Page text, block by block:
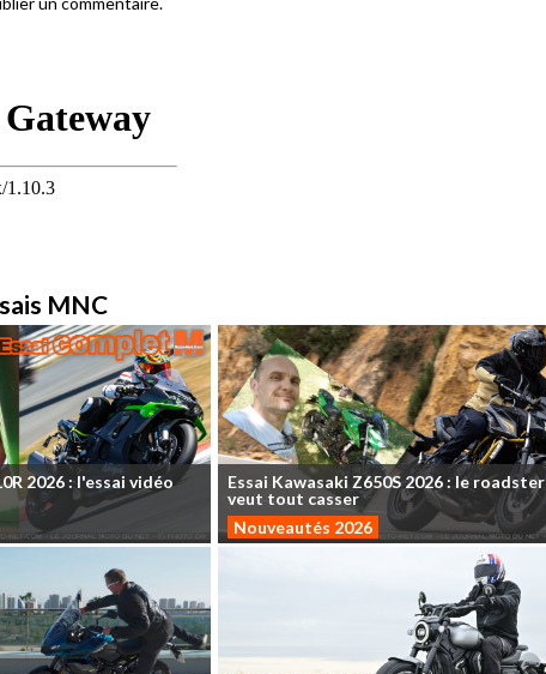
MNC
2026 : l'essai vidéo
Essai Kawasaki Z650S2026: le roadster
veut tout casser
Nouveautés 2026